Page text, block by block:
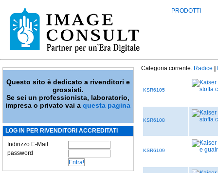
PRODOTTI
Questo sito è dedicato a rivenditori e
grossisti.
Se sei un professionista, laboratorio,
impresa o privato vai aquesta pagina
LOG IN PER RIVENDITORI ACCREDITATI
Indirizzo E-Mail
password
Categoria corrente: Radice
KSR6105
KSR6108
KSR6109